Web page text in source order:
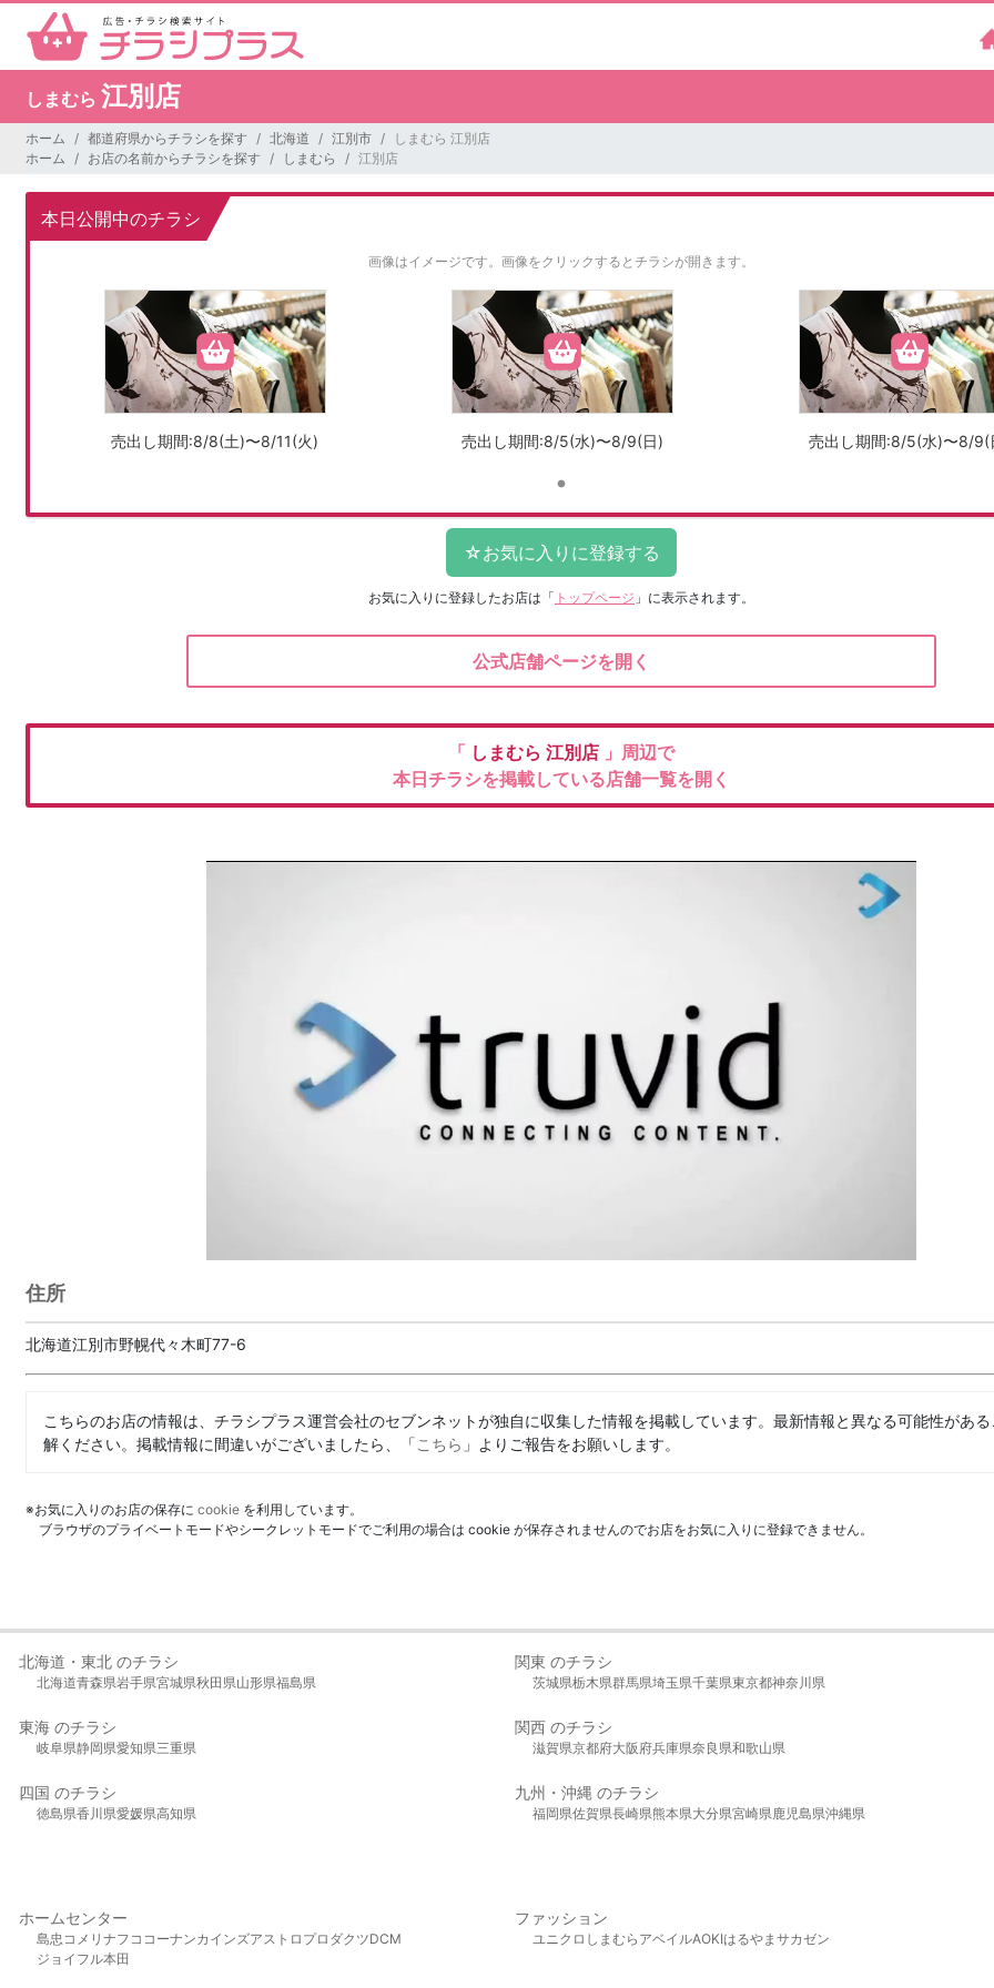
しまむら 江別店
ホーム 都道府県からチラシを探す 北海道 江別市
しまむら 江別店
ホーム
お店の名前からチラシを探す しまむら 江別店
本日公開中のチラシ
画像はイメージです。 画像をクリックするとチラシが開きます。
売出し期間:8/8(土)〜8/11(火) 売出し期間:8/5(水)〜8/9(日) 売出し期間:8/5(水)〜8/9(
お気に入りに登録したお店は 「 トップページ 」に表示されます。
公式店舗ページを開く
「 しまむら 江別店 」周辺で
本日チラシを掲載している店舗一覧を開く
住所
北海道江別市野幌代々木町77-6
こちらのお店の情報は、チラシプラス運営会社のセブンネットが独自に収集した情報を掲載しています。最新情報と異なる可能性があ
解ください。掲載情報に間違いがございましたら、「こちら 」よりご報告をお願いします。
※お気に入りのお店の保存に cookie を利用しています。
ブラウザのプライベートモードやシークレットモードでご利用の場合は cookie が保存されませんのでお店をお気に入りに登録できません。
北海道・東北 のチラシ
北海道青森県岩手県宮城県秋田県山形県福島県
関東 のチラシ
茨城県栃木県群馬県埼玉県千葉県東京都神奈川県
東海 のチラシ
岐阜県静岡県愛知県三重県
関西 のチラシ
滋賀県京都府大阪府兵庫県奈良県和歌山県
四国 のチラシ
徳島県香川県愛媛県高知県
九州・沖縄 のチラシ
福岡県佐賀県長崎県熊本県大分県宮崎県鹿児島県沖縄県
ホームセンター
島忠 コメリ ナフコ コーナンカインズアストロプロダクツDCM
ジョイフル本田
ファッション
ユニクロ しまむら アベイルAOKIはるやま サカゼン